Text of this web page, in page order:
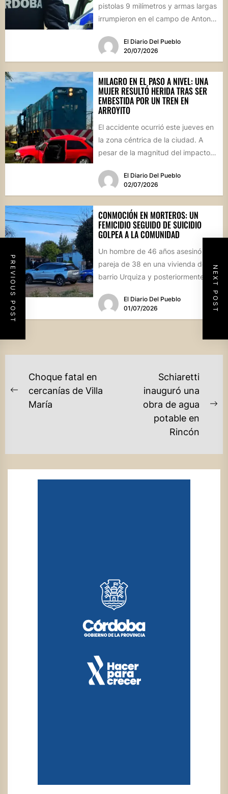
PREVIOUS POST NEXT POST
pistolas 9 milímetros y armas largas
irrumpieron en el campo de Antonio
El Diario Del Pueblo
20/07/2026
MILAGRO EN EL PASO A NIVEL: UNA
MUJER RESULTÓ HERIDA TRAS SER
EMBESTIDA POR UN TREN EN
ARROYITO
El accidente ocurrió este jueves en
la zona céntrica de la ciudad. A
pesar de la magnitud del impacto,
El Diario Del Pueblo
02/07/2026
CONMOCIÓN EN MORTEROS: UN
FEMICIDIO SEGUIDO DE SUICIDIO
GOLPEA A LA COMUNIDAD
Un hombre de 46 años asesinó a su
pareja de 38 en una vivienda del
barrio Urquiza y posteriormente
El Diario Del Pueblo
01/07/2026
NAVEGACIÓN
DE
ENTRADAS
Previous
post:
Choque fatal en
cercanías de Villa
María
Schiaretti
inauguró una
obra de agua
potable en
Rincón